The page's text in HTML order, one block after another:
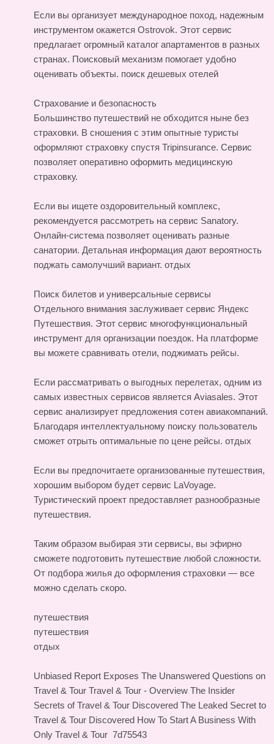
Если вы организует международное поход, надежным
инструментом окажется Ostrovok. Этот сервис
предлагает огромный каталог апартаментов в разных
странах. Поисковый механизм помогает удобно
оценивать объекты. поиск дешевых отелей
Страхование и безопасность
Большинство путешествий не обходится ныне без
страховки. В сношения с этим опытные туристы
оформляют страховку спустя Tripinsurance. Сервис
позволяет оперативно оформить медицинскую
страховку.
Если вы ищете оздоровительный комплекс,
рекомендуется рассмотреть на сервис Sanatory.
Онлайн-система позволяет оценивать разные
санатории. Детальная информация дают вероятность
поджать самолучший вариант. отдых
Поиск билетов и универсальные сервисы
Отдельного внимания заслуживает сервис Яндекс
Путешествия. Этот сервис многофункциональный
инструмент для организации поездок. На платформе
вы можете сравнивать отели, поджимать рейсы.
Если рассматривать о выгодных перелетах, одним из
самых известных сервисов является Aviasales. Этот
сервис анализирует предложения сотен авиакомпаний.
Благодаря интеллектуальному поиску пользователь
сможет отрыть оптимальные по цене рейсы. отдых
Если вы предпочитаете организованные путешествия,
хорошим выбором будет сервис LaVoyage.
Туристический проект предоставляет разнообразные
путешествия.
Таким образом выбирая эти сервисы, вы эфирно
сможете подготовить путешествие любой сложности.
От подбора жилья до оформления страховки — все
можно сделать скоро.
путешествия
путешествия
отдых
Unbiased Report Exposes The Unanswered Questions on
Travel & Tour Travel & Tour - Overview The Insider
Secrets of Travel & Tour Discovered The Leaked Secret to
Travel & Tour Discovered How To Start A Business With
Only Travel & Tour 7d75543